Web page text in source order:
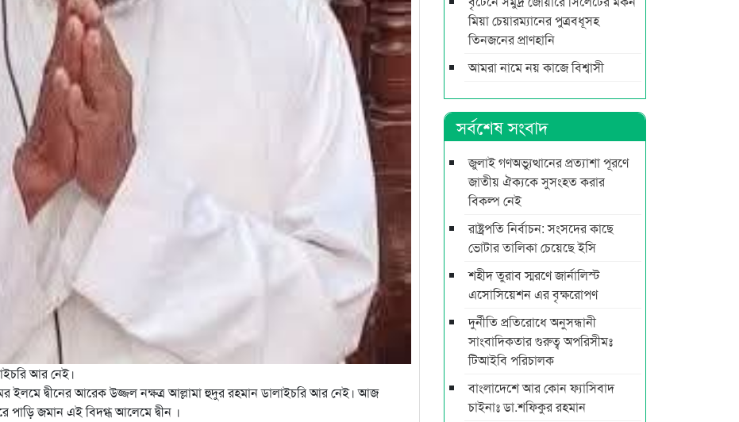
আর নেই।
ইলমে দ্বীনের আরেক উজ্জল নক্ষত্র আল্লামা হুদুর রহমান ডালাইচরি আর নেই। আজ
জমান এই বিদগ্ধ আলেমে দ্বীন ।
মিয়া চেয়ারম্যানের পুত্রবধূসহ
তিনজনের প্রাণহানি
আমরা নামে নয় কাজে বিশ্বাসী
সর্বশেষ সংবাদ
জুলাই গণঅভ্যুত্থানের প্রত্যাশা পূরণে
জাতীয় ঐক্যকে সুসংহত করার
বিকল্প নেই
রাষ্ট্রপতি নির্বাচন: সংসদের কাছে
ভোটার তালিকা চেয়েছে ইসি
শহীদ তুরাব স্মরণে জার্নালিস্ট
এসোসিয়েশন এর বৃক্ষরোপণ
দুর্নীতি প্রতিরোধে অনুসন্ধানী
সাংবাদিকতার গুরুত্ব অপরিসীমঃ
টিআইবি পরিচালক
বাংলাদেশে আর কোন ফ্যাসিবাদ
চাইনাঃ ডা.শফিকুর রহমান